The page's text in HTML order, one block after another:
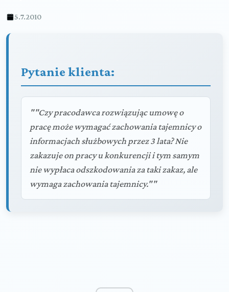
5.7.2010
Pytanie klienta:
""Czy pracodawca rozwiązując umowę o
pracę może wymagać zachowania tajemnicy o
informacjach służbowych przez 3 lata? Nie
zakazuje on pracy u konkurencji i tym samym
nie wypłaca odszkodowania za taki zakaz, ale
wymaga zachowania tajemnicy.""